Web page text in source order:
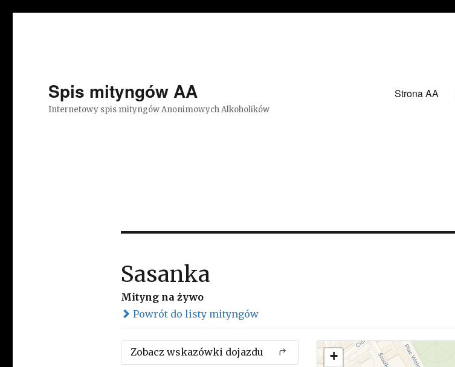
Spis mityngów AA
Internetowy spis mityngów Anonimowych Alkoholików
Strona AA
Sasanka
Mityng na żywo
Powrót do listy mityngów
Zobacz wskazówki dojazdu
+